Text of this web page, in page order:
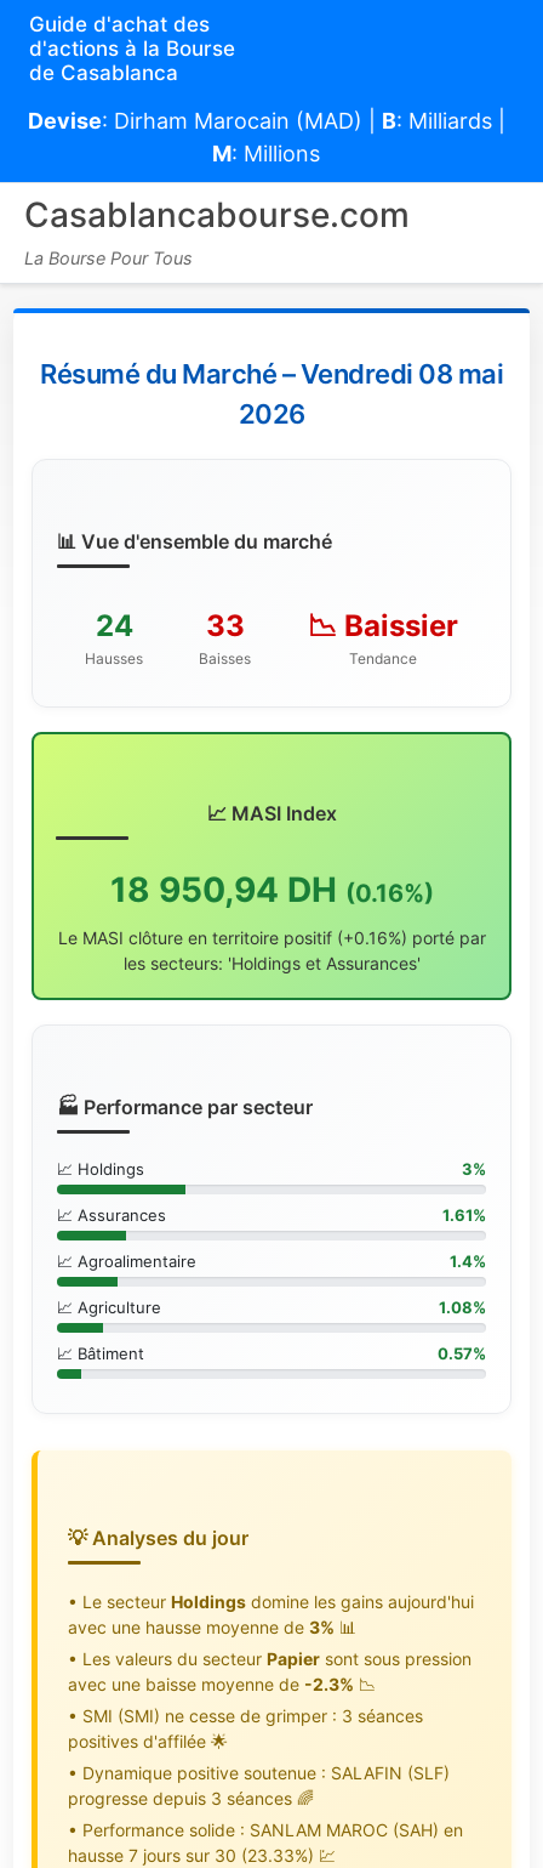
Guide d'achat des
d'actions à la Bourse
de Casablanca
Devise: Dirham Marocain (MAD) | B: Milliards |
M: Millions
Casablancabourse.com
La Bourse Pour Tous
Résumé du Marché – Vendredi 08 mai
2026
📊 Vue d'ensemble du marché
24
Hausses
33
Baisses
📉 Baissier
Tendance
📈 MASI Index
18 950,94 DH (0.16%)
Le MASI clôture en territoire positif (+0.16%) porté par
les secteurs: 'Holdings et Assurances'
🏭 Performance par secteur
📈 Holdings 3%
📈 Assurances 1.61%
📈 Agroalimentaire 1.4%
📈 Agriculture 1.08%
📈 Bâtiment 0.57%
💡 Analyses du jour
• Le secteurHoldings domine les gains aujourd'hui
avec une hausse moyenne de3% 📊
• Les valeurs du secteurPapier sont sous pression
avec une baisse moyenne de -2.3% 📉
• SMI (SMI) ne cesse de grimper : 3 séances
positives d'affilée 🌟
• Dynamique positive soutenue : SALAFIN (SLF)
progresse depuis 3 séances 🌈
• Performance solide : SANLAM MAROC (SAH) en
hausse 7 jours sur 30 (23.33%) 💹